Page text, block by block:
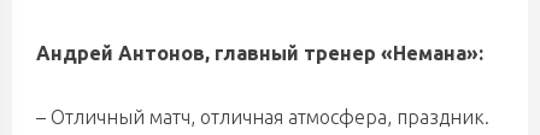
Андрей Антонов, главный тренер «Немана»:
– Отличный матч, отличная атмосфера, праздник.